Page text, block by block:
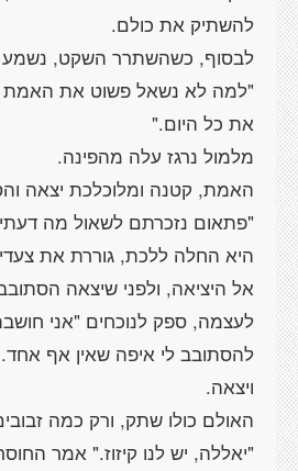
להשתיק את כולם.
לבסוף, כשהשתרר השקט, נשמע
"למה לא נשאל פשוט את האמת
את כל היום."
מלמול נרגז עלה מהפינה.
האמת, קטנה ומלוכלכת יצאה
"פתאום נזכרתם לשאול מה
היא החלה ללכת, גוררת את
אל היציאה, ולפני שיצאה
לעצמה, ספק לנוכחים "אני
להסתובב לי איפה שאין אף
ויצאה.
האולם כולו שתק, ורק כמה
"יאללה, יש לנו קיזוז." אמר